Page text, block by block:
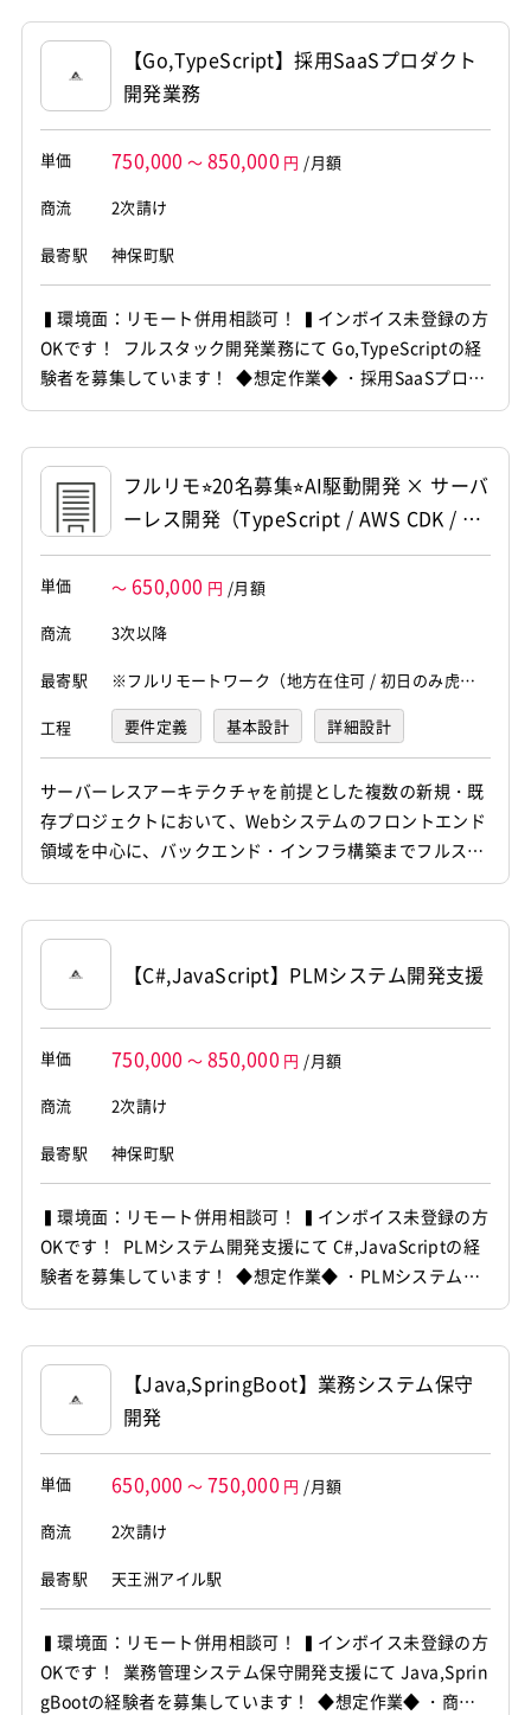
【Go,TypeScript】採用SaaSプロダクト
開発業務
単価 750,000 ～ 850,000 円 /月額
商流
2次請け
最寄駅 神保町駅
▍環境面：リモート併用相談可！ ▍インボイス未登録の方
OKです！ フルスタック開発業務にて Go,TypeScriptの経
験者を募集しています！ ◆想定作業◆ ・採用SaaSプロダ
クト開発 ・API・バッチ処理開発 ・フロントエンド実装
～～～～～～～～～～～～～～～～～～～～ 他お任せ...
フルリモ⭐︎20名募集⭐︎AI駆動開発 × サーバ
ーレス開発（TypeScript / AWS CDK / Re
act）
単価 ～ 650,000 円 /月額
商流
3次以降
最寄駅
※フルリモートワーク（地方在住可 / 初日のみ虎ノ
門出社あり）
工程
要件定義 基本設計 詳細設計
インフラ構築
サーバーレスアーキテクチャを前提とした複数の新規・既
存プロジェクトにおいて、Webシステムのフロントエンド
領域を中心に、バックエンド・インフラ構築までフルスタ
ックにご対応いただきます。 AWS Lambda Gen2 や Ampl
ript によるフロントエンド実装から AWS CDK によるイン
フラ構築、Hono / L...【C#,JavaScript】PLMシステム開発支援
単価 750,000 ～ 850,000 円 /月額
商流
2次請け
最寄駅 神保町駅
▍環境面：リモート併用相談可！ ▍インボイス未登録の方
OKです！ PLMシステム開発支援にて C#,JavaScriptの経
験者を募集しています！ ◆想定作業◆ ・PLMシステム設
計開発 ・Aras Innovator機能拡張 ・C#による開発対応
～～～～～～ 他お任せしたいPJは複数ありますので...
【Java,SpringBoot】業務システム保守
開発
単価 650,000 ～ 750,000 円 /月額
商流
2次請け
最寄駅 天王洲アイル駅
▍環境面：リモート併用相談可！ ▍インボイス未登録の方
OKです！ 業務管理システム保守開発支援にて Java,Sprin
gBootの経験者を募集しています！ ◆想定作業◆ ・商材